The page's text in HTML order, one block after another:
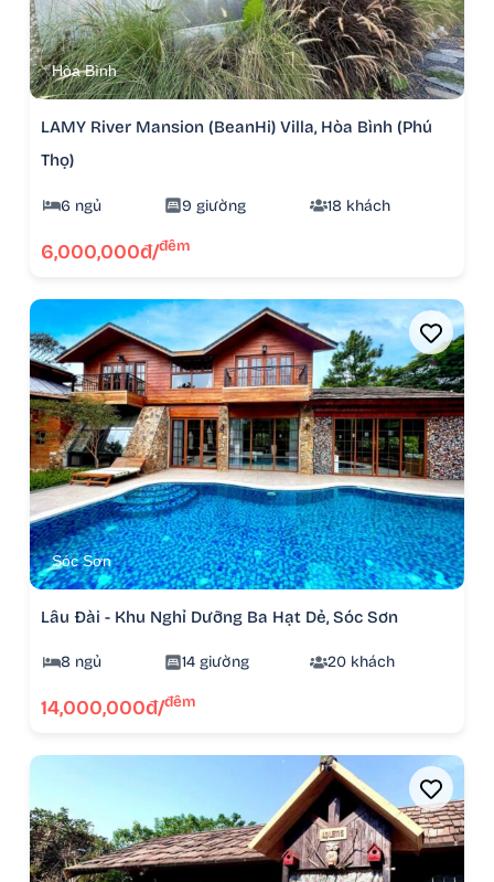
Hòa Bình
LAMY River Mansion (BeanHi) Villa, Hòa Bình (Phú
Thọ)
6 ngủ 9 giường 18 khách
6,000,000đ/đêm
Sóc Sơn
Lâu Đài - Khu Nghỉ Dưỡng Ba Hạt Dẻ, Sóc Sơn
8 ngủ 14 giường 20 khách
14,000,000đ/đêm